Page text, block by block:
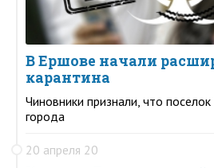
В Ершове начали
карантина
Чиновники признали, что
города
20 апреля 20